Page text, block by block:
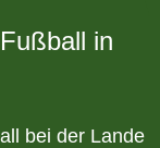
in
bei der Lande